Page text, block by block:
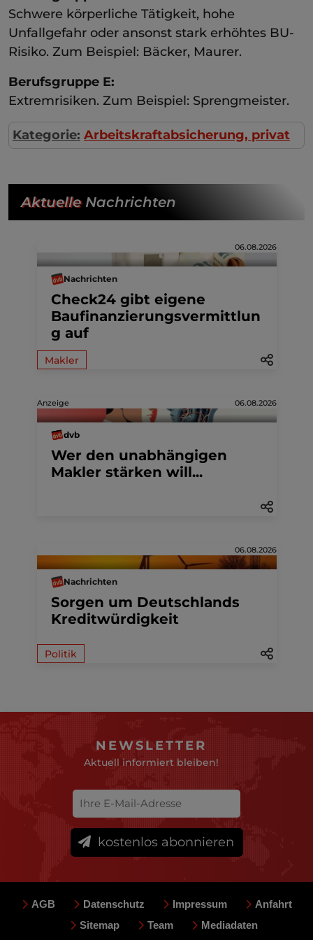
Schwere körperliche Tätigkeit, hohe
Unfallgefahr oder ansonst stark erhöhtes BU-
Risiko. Zum Beispiel: Bäcker, Maurer.
Berufsgruppe E:
Extremrisiken. Zum Beispiel: Sprengmeister.
Kategorie: Arbeitskraftabsicherung, privat
AktuelleNachrichten
06.08.2026
Nachrichten
Check24 gibt eigene
Baufinanzierungsvermittlun
g auf
Makler
Anzeige 06.08.2026
dvb
Wer den unabhängigen
Makler stärken will...
06.08.2026
Nachrichten
Sorgen um Deutschlands
Kreditwürdigkeit
Politik
NEWSLETTER
Aktuell informiert bleiben!
kostenlos abonnieren
AGB Datenschutz Impressum
Anfahrt
Sitemap
Team Mediadaten